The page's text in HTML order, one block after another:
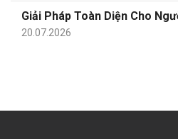
Giải Pháp Toàn Diện Cho
20.07.2026